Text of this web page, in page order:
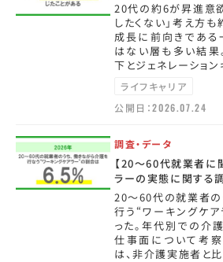
20代の約6が昇進意欲
したくない」考え方
成長に前向きであ
はない層も多い結
下とジェネレーショ
ライフキャリア
公開日：2026.07.24
調査・データ
【20～60代就業者に
ラーの実態に関する
20～60代の就業者の
行う“ワーキングケ
った。年代別での介
仕事面について考
は、非介護実施者と